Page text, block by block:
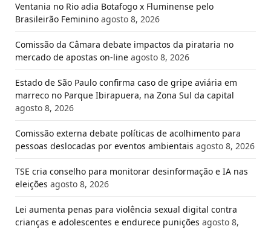
Ventania no Rio adia Botafogo x Fluminense pelo
Brasileirão Feminino agosto 8, 2026
Comissão da Câmara debate impactos da pirataria no
mercado de apostas on-line agosto 8, 2026
Estado de São Paulo confirma caso de gripe aviária em
marreco no Parque Ibirapuera, na Zona Sul da capital
agosto 8, 2026
Comissão externa debate políticas de acolhimento para
pessoas deslocadas por eventos ambientais agosto 8, 2026
TSE cria conselho para monitorar desinformação e IA nas
eleições agosto 8, 2026
Lei aumenta penas para violência sexual digital contra
crianças e adolescentes e endurece punições agosto 8,